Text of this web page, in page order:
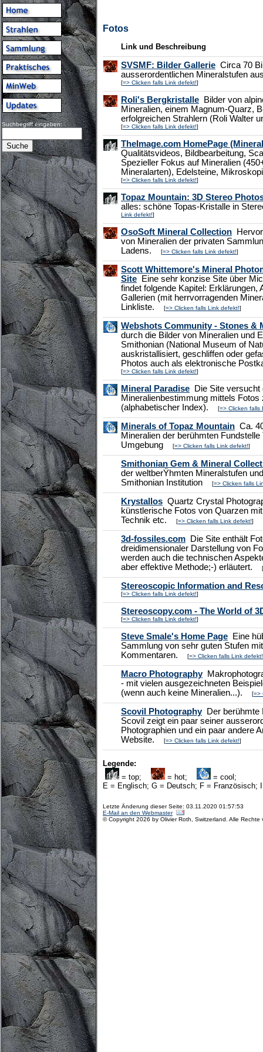
Suchbegriff eingeben:
Fotos
Link und Beschreibung
SVSMF: Bilder Gallerie Circa 70
ausserordentlichen Mineralstufen
[=> Clicken falls Link defekt!]
Roli's Bergkristalle Bilder von
Mineralien, einem Magnum-Quarz,
erfolgreichen Strahlern (Roli Walter
[=> Clicken falls Link defekt!]
TheImage.com HomePage
Qualitätsvideos, Bildbearbeitung,
Spezieller Fokus auf Mineralien
Mineralarten), Edelsteine,
[=> Clicken falls Link defekt!]
Topaz Mountain: 3D Stereo
alles: schöne Topas-Kristalle in
Link defekt!]
OsoSoft Mineral Collection
von Mineralien der privaten
Ladens.
[=> Clicken falls Link defekt!]
Scott Whittemore's Mineral
Site Eine sehr konzise Site über
findet folgende Kapitel: Erklärungen,
Gallerien (mit herrvorragenden
Linkliste.
[=> Clicken falls Link defekt!]
Webshots Community - Stones &
durch die Bilder von Mineralien und
Smithonian (National Museum of
auskristallisiert, geschliffen oder
Photos auch als elektronische
[=> Clicken falls Link defekt!]
Mineral Paradise Die Site versucht
Mineralienbestimmung mittels Fotos
(alphabetischer Index).
[=> Clicken falls
Minerals of Topaz Mountain Ca.
Mineralien der berühmten
Umgebung
[=> Clicken falls Link defekt!]
Smithonian Gem & Mineral
der weltberŸhmten Mineralstufen
Smithonian Institution
[=> Clicken falls
Krystallos Quartz Crystal
künstlerische Fotos von Quarzen
Technik etc.
[=> Clicken falls Link defekt!]
3d-fossiles.com Die Site enthält
dreidimensionaler Darstellung von
werden auch die technischen
aber effektive Methode;-) erläutert.
[
Stereoscopic Information and
[=> Clicken falls Link defekt!]
Stereoscopy.com - The World of
[=> Clicken falls Link defekt!]
Steve Smale's Home Page Eine
Sammlung von sehr guten Stufen
Kommentaren.
[=> Clicken falls Link defekt!
Macro Photography
- mit vielen ausgezeichneten
(wenn auch keine Mineralien...).
[=>
Scovil PhotographyDer berühmte
Scovil zeigt ein paar seiner
Photographien und ein paar andere
Website.
[=> Clicken falls Link defekt!]
Legende:
= top;
= hot;
= cool;
E = Englisch; G = Deutsch; F = Französisch;
Letzte Änderung dieser Seite: 03.11.2020 01:57:53
E-Mail an den Webmaster
© Copyright 2026 by Olivier Roth, Switzerland. Alle Rechte